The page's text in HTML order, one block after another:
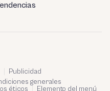
Publicidad
generales
éticos Elemento del menú